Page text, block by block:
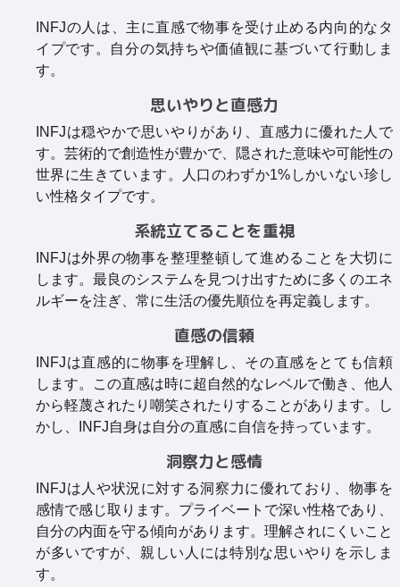
INFJの人は、主に直感で物事を受け止める内向的なタ
イプです。自分の気持ちや価値観に基づいて行動しま
す。
思いやりと直感力
INFJは穏やかで思いやりがあり、直感力に優れた人で
す。芸術的で創造性が豊かで、隠された意味や可能性の
世界に生きています。人口のわずか1%しかいない珍し
い性格タイプです。
系統立てることを重視
INFJは外界の物事を整理整頓して進めることを大切に
します。最良のシステムを見つけ出すために多くのエネ
ルギーを注ぎ、常に生活の優先順位を再定義します。
直感の信頼
INFJは直感的に物事を理解し、その直感をとても信頼
します。この直感は時に超自然的なレベルで働き、他人
から軽蔑されたり嘲笑されたりすることがあります。し
かし、INFJ自身は自分の直感に自信を持っています。
洞察力と感情
INFJは人や状況に対する洞察力に優れており、物事を
感情で感じ取ります。プライベートで深い性格であり、
自分の内面を守る傾向があります。理解されにくいこと
が多いですが、親しい人には特別な思いやりを示しま
す。